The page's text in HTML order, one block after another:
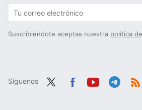
Suscribiéndote aceptas nuestra política
Síguenos